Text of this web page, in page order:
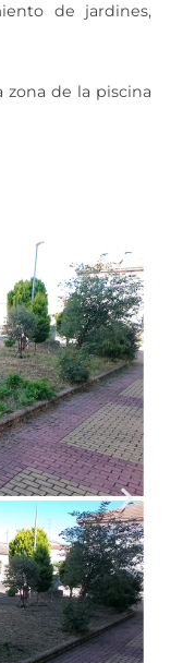
de jardines,
de la piscina